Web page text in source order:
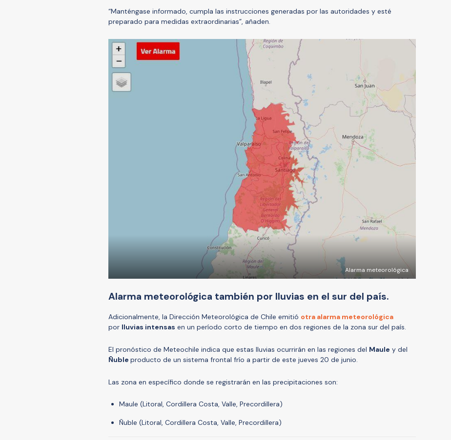
“Manténgase informado, cumpla las instrucciones generadas por las autoridades y esté
preparado para medidas extraordinarias”, añaden.
Alarma meteorológica
Alarma meteorológica también por lluvias en el sur del país.
Adicionalmente, la Dirección Meteorológica de Chile emitió otra alarma meteorológica
por lluvias intensas en un período corto de tiempo en dos regiones de la zona sur del país.
El pronóstico de Meteochile indica que estas lluvias ocurrirán en las regiones del Maule y del
Ñuble producto de un sistema frontal frío a partir de este jueves 20 de junio.
Las zona en específico donde se registrarán en las precipitaciones son:
Maule (Litoral, Cordillera Costa, Valle, Precordillera)
Ñuble (Litoral, Cordillera Costa, Valle, Precordillera)